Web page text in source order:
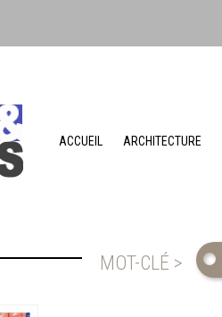
ACCUEIL ARCHITECTURE
MOT-CLÉ >